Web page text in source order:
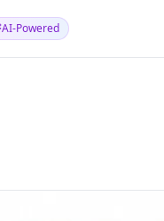
AI-Powered